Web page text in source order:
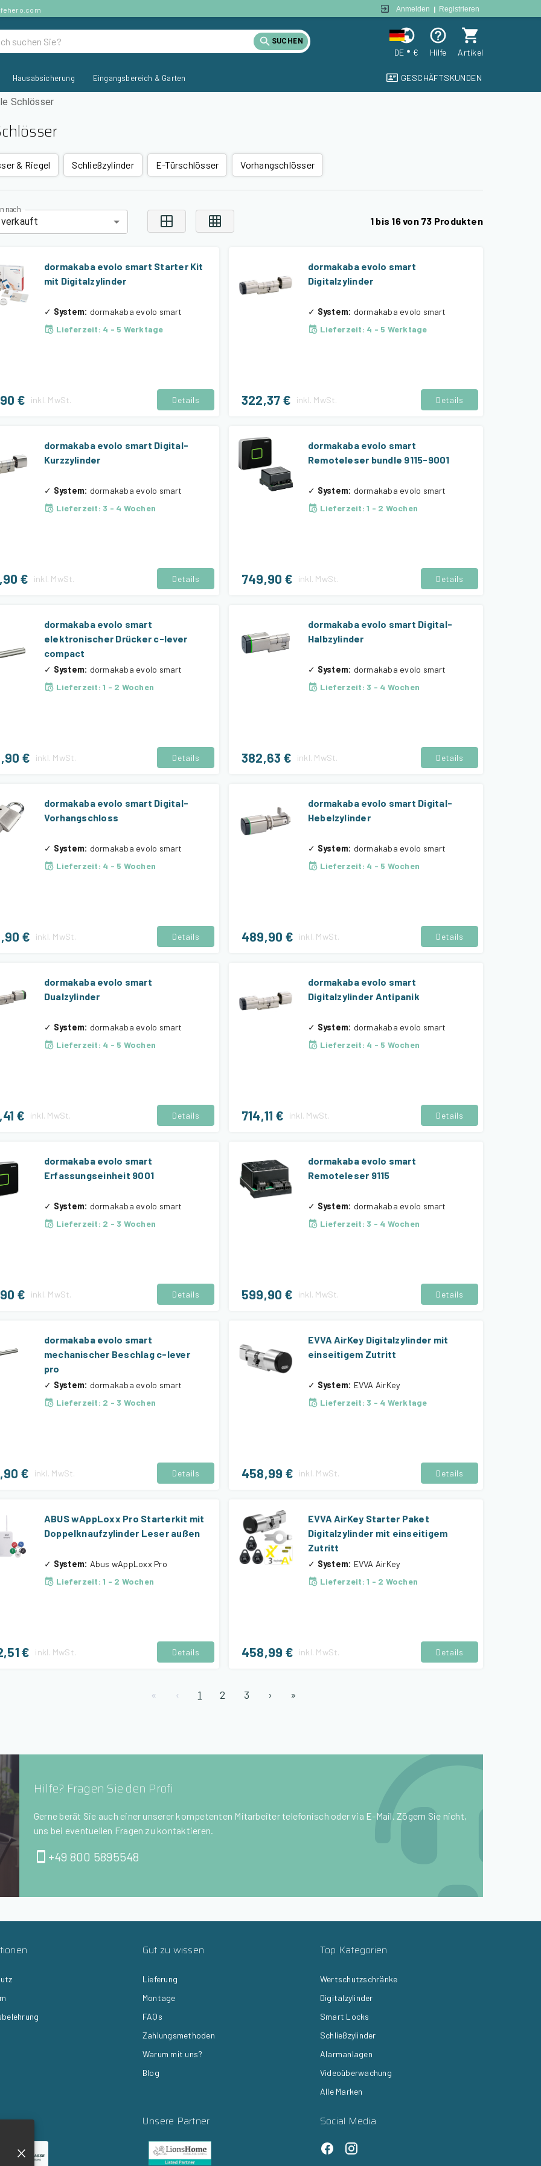
Anmelden | Registrieren
SUCHEN
DE € Hilfe Artikel
Hausabsicherung Eingangsbereich & Garten GESCHÄFTSKUNDEN
Schlösser
& Riegel Schließzylinder E-Türschlösser Vorhangschlösser
nach
1 bis 16von 73 Produkten
dormakaba evolo smart Starter Kit
mit Digitalzylinder
✓ System: dormakaba evolo smart
Lieferzeit: 4 - 5 Werktage
€ inkl. MwSt. Details
dormakaba evolo smart
Digitalzylinder
✓ System: dormakaba evolo smart
Lieferzeit: 4 - 5 Werktage
322,37 € inkl. MwSt. Details
dormakaba evolo smart Digital-
Kurzzylinder
✓ System: dormakaba evolo smart
Lieferzeit: 3 - 4 Wochen
€ inkl. MwSt. Details
dormakaba evolo smart
Remoteleser bundle 9115-9001
✓ System: dormakaba evolo smart
Lieferzeit: 1 - 2 Wochen
749,90 € inkl. MwSt. Details
dormakaba evolo smart
elektronischer Drücker c-lever
compact
✓ System: dormakaba evolo smart
Lieferzeit: 1 - 2 Wochen
€ inkl. MwSt. Details
dormakaba evolo smart Digital-
Halbzylinder
✓ System: dormakaba evolo smart
Lieferzeit: 3 - 4 Wochen
382,63 € inkl. MwSt. Details
dormakaba evolo smart Digital-
Vorhangschloss
✓ System: dormakaba evolo smart
Lieferzeit: 4 - 5 Wochen
€ inkl. MwSt. Details
dormakaba evolo smart Digital-
Hebelzylinder
✓ System: dormakaba evolo smart
Lieferzeit: 4 - 5 Wochen
489,90 € inkl. MwSt. Details
dormakaba evolo smart
Dualzylinder
✓ System: dormakaba evolo smart
Lieferzeit: 4 - 5 Wochen
€ inkl. MwSt. Details
dormakaba evolo smart
Digitalzylinder Antipanik
✓ System: dormakaba evolo smart
Lieferzeit: 4 - 5 Wochen
714,11 € inkl. MwSt. Details
dormakaba evolo smart
Erfassungseinheit 9001
✓ System: dormakaba evolo smart
Lieferzeit: 2 - 3 Wochen
€ inkl. MwSt. Details
dormakaba evolo smart
Remoteleser 9115
✓ System: dormakaba evolo smart
Lieferzeit: 3 - 4 Wochen
599,90 € inkl. MwSt. Details
dormakaba evolo smart
mechanischer Beschlag c-lever
pro
✓ System: dormakaba evolo smart
Lieferzeit: 2 - 3 Wochen
€ inkl. MwSt. Details
EVVA AirKey Digitalzylinder mit
einseitigem Zutritt
✓ System: EVVA AirKey
Lieferzeit: 3 - 4 Werktage
458,99 € inkl. MwSt. Details
ABUS wAppLoxx Pro Starterkit mit
Doppelknaufzylinder Leser außen
✓ System: Abus wAppLoxx Pro
Lieferzeit: 1 - 2 Wochen
€ inkl. MwSt. Details
EVVA AirKey Starter Paket
Digitalzylinder mit einseitigem
Zutritt
✓ System: EVVA AirKey
Lieferzeit: 1 - 2 Wochen
458,99 € inkl. MwSt. Details
« ‹ 1 2 3 › »
Hilfe? Fragen Sie den Profi
Gerne berät Sie auch einer unserer kompetenten Mitarbeiter telefonisch oder via E-Mail. Zögern Sie nicht,
uns bei eventuellen Fragen zu kontaktieren.
+49 800 5895548
Gut zu wissen
Lieferung
Montage
FAQs
Zahlungsmethoden
Warum mit uns?
Blog
Top Kategorien
Wertschutzschränke
Digitalzylinder
Smart Locks
Schließzylinder
Alarmanlagen
Videoüberwachung
Alle Marken
Unsere Partner Social Media